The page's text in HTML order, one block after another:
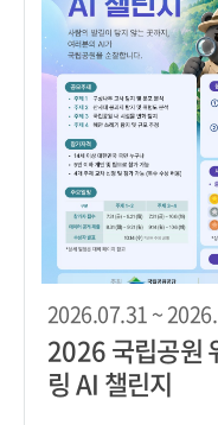
2026.07.31 ~
2026 국립공원
링 AI 챌린지